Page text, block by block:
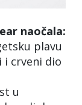
naočala:
plavu
i crveni dio
u